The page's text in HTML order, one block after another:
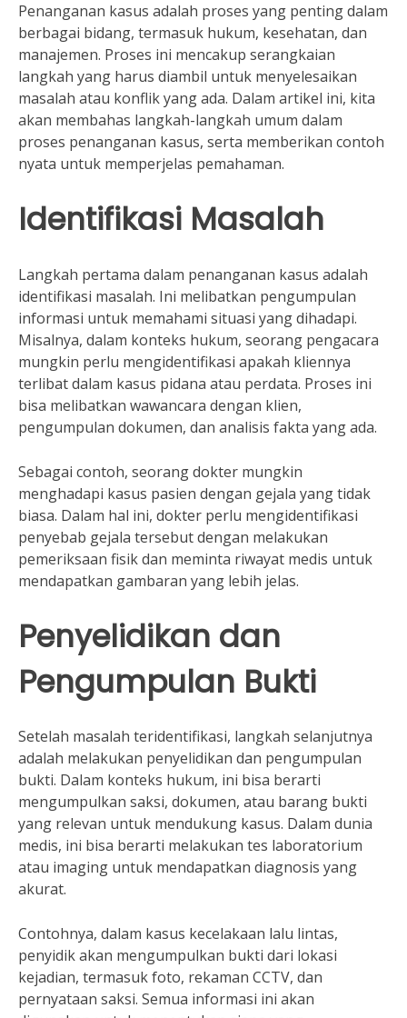
Penanganan kasus adalah proses yang penting dalam
berbagai bidang, termasuk hukum, kesehatan, dan
manajemen. Proses ini mencakup serangkaian
langkah yang harus diambil untuk menyelesaikan
masalah atau konflik yang ada. Dalam artikel ini, kita
akan membahas langkah-langkah umum dalam
proses penanganan kasus, serta memberikan contoh
nyata untuk memperjelas pemahaman.
Identifikasi Masalah
Langkah pertama dalam penanganan kasus adalah
identifikasi masalah. Ini melibatkan pengumpulan
informasi untuk memahami situasi yang dihadapi.
Misalnya, dalam konteks hukum, seorang pengacara
mungkin perlu mengidentifikasi apakah kliennya
terlibat dalam kasus pidana atau perdata. Proses ini
bisa melibatkan wawancara dengan klien,
pengumpulan dokumen, dan analisis fakta yang ada.
Sebagai contoh, seorang dokter mungkin
menghadapi kasus pasien dengan gejala yang tidak
biasa. Dalam hal ini, dokter perlu mengidentifikasi
penyebab gejala tersebut dengan melakukan
pemeriksaan fisik dan meminta riwayat medis untuk
mendapatkan gambaran yang lebih jelas.
Penyelidikan dan
Pengumpulan Bukti
Setelah masalah teridentifikasi, langkah selanjutnya
adalah melakukan penyelidikan dan pengumpulan
bukti. Dalam konteks hukum, ini bisa berarti
mengumpulkan saksi, dokumen, atau barang bukti
yang relevan untuk mendukung kasus. Dalam dunia
medis, ini bisa berarti melakukan tes laboratorium
atau imaging untuk mendapatkan diagnosis yang
akurat.
Contohnya, dalam kasus kecelakaan lalu lintas,
penyidik akan mengumpulkan bukti dari lokasi
kejadian, termasuk foto, rekaman CCTV, dan
pernyataan saksi. Semua informasi ini akan